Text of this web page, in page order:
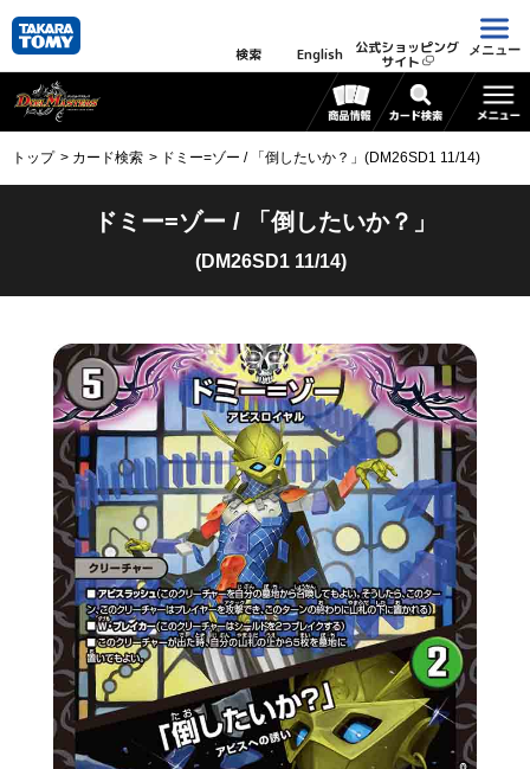
検索 English 公式ショッピング
サイト
メニュー
トップ カード検索 ドミー=ゾー / 「倒したいか？」(DM26SD1 11/14)
ドミー=ゾー / 「倒したいか？」
(DM26SD1 11/14)